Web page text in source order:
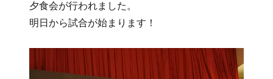
ー
夕食会が行われました。
明日から試合が始まります！